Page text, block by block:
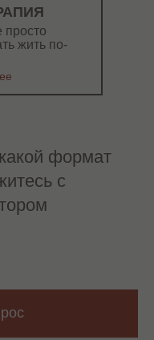
просто
жить по-
формат
с